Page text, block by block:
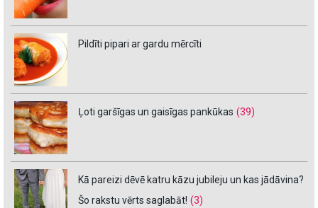
Pildīti pipari ar gardu mērcīti
Ļoti garšīgas un gaisīgas pankūkas (39)
Kā pareizi dēvē katru kāzu jubileju un kas jādāvina?
Šo rakstu vērts saglabāt! (3)